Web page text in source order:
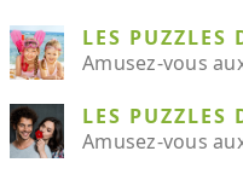
LES PUZZLES
Amusez-vous
LES PUZZLES
Amusez-vous